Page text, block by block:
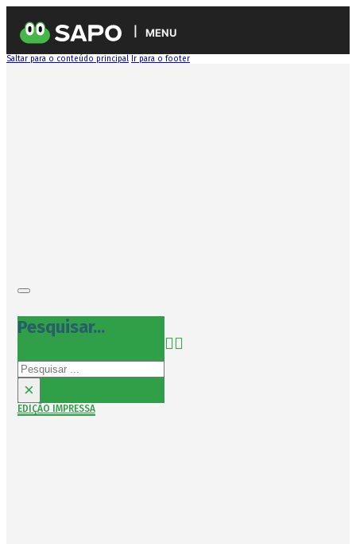
MENU
Saltar para o conteúdo principal Ir para o footer
Pesquisar...
Pesquisar
×
EDIÇÃO IMPRESSA